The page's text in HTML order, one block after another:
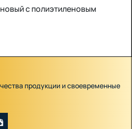
с полиэтиленовым
продукции и своевременные